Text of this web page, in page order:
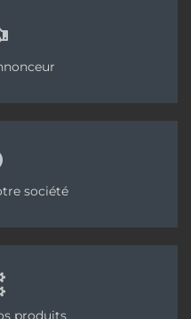
société
produits